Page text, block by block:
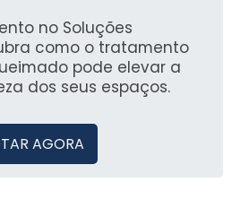
ágil na busca por
que atendem suas
no Soluções
como o tratamento
pode elevar a
dos seus espaços.
AGORA